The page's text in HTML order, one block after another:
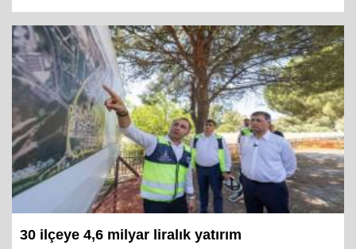
30 ilçeye 4,6 milyar liralık yatırım